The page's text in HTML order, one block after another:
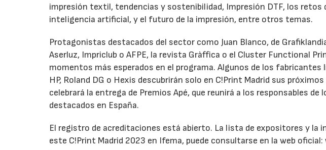
impresión textil, tendencias y sostenibilidad, Impresión DTF, los
inteligencia artificial, y el futuro de la impresión, entre otros temas.
Protagonistas destacados del sector como Juan Blanco, de
Aserluz, Impriclub o AFPE, la revista Gràffica o el Cluster Functional
momentos más esperados en el programa. Algunos de los fabricantes
HP, Roland DG o Hexis descubrirán solo en C!Print Madrid sus
celebrará la entrega de Premios Apé, que reunirá a los responsables
destacados en España.
El registro de acreditaciones está abierto. La lista de expositores y la
este C!Print Madrid 2023 en Ifema, puede consultarse en la web oficial: